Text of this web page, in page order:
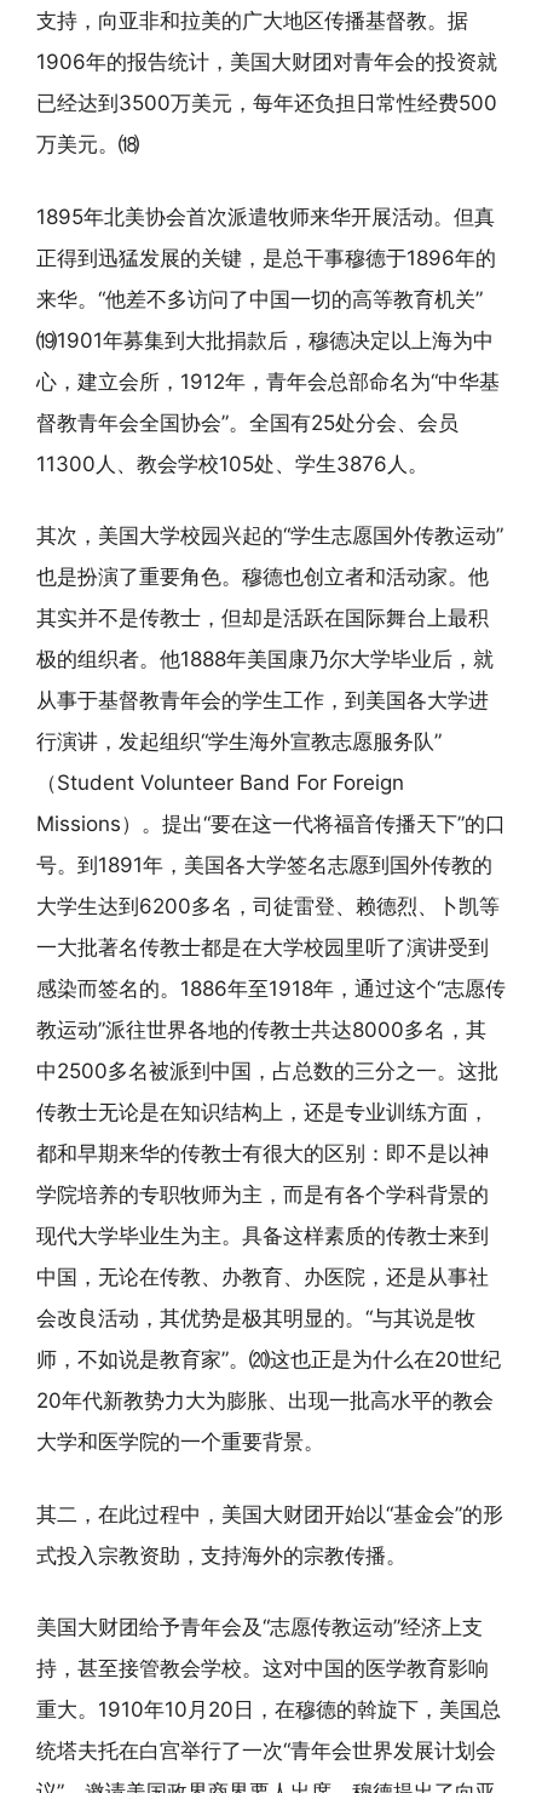
支持，向亚非和拉美的广大地区传播基督教。据
1906年的报告统计，美国大财团对青年会的投资就
已经达到3500万美元，每年还负担日常性经费500
万美元。⒅
1895年北美协会首次派遣牧师来华开展活动。但真
正得到迅猛发展的关键，是总干事穆德于1896年的
来华。“他差不多访问了中国一切的高等教育机关”
⒆1901年募集到大批捐款后，穆德决定以上海为中
心，建立会所，1912年，青年会总部命名为“中华基
督教青年会全国协会”。全国有25处分会、会员
11300人、教会学校105处、学生3876人。
其次，美国大学校园兴起的“学生志愿国外传教运动”
也是扮演了重要角色。穆德也创立者和活动家。他
其实并不是传教士，但却是活跃在国际舞台上最积
极的组织者。他1888年美国康乃尔大学毕业后，就
从事于基督教青年会的学生工作，到美国各大学进
行演讲，发起组织“学生海外宣教志愿服务队”
（Student Volunteer Band For Foreign
Missions）。提出“要在这一代将福音传播天下”的口
号。到1891年，美国各大学签名志愿到国外传教的
大学生达到6200多名，司徒雷登、赖德烈、卜凯等
一大批著名传教士都是在大学校园里听了演讲受到
感染而签名的。1886年至1918年，通过这个“志愿传
教运动”派往世界各地的传教士共达8000多名，其
中2500多名被派到中国，占总数的三分之一。这批
传教士无论是在知识结构上，还是专业训练方面，
都和早期来华的传教士有很大的区别：即不是以神
学院培养的专职牧师为主，而是有各个学科背景的
现代大学毕业生为主。具备这样素质的传教士来到
中国，无论在传教、办教育、办医院，还是从事社
会改良活动，其优势是极其明显的。“与其说是牧
师，不如说是教育家”。⒇这也正是为什么在20世纪
20年代新教势力大为膨胀、出现一批高水平的教会
大学和医学院的一个重要背景。
其二，在此过程中，美国大财团开始以“基金会”的形
式投入宗教资助，支持海外的宗教传播。
美国大财团给予青年会及“志愿传教运动”经济上支
持，甚至接管教会学校。这对中国的医学教育影响
重大。1910年10月20日，在穆德的斡旋下，美国总
统塔夫托在白宫举行了一次“青年会世界发展计划会